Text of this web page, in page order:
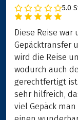
5.0
Diese Reise
Gepäcktransfer
wird die Reise
wodurch auch
gerechtfertigt
sehr hilfreich,
viel Gepäck